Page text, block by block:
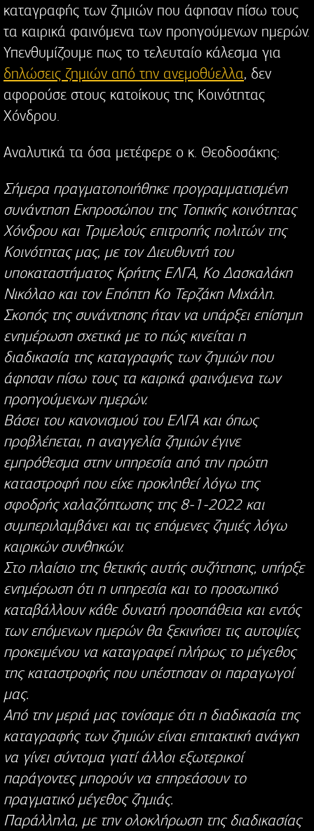
καταγραφής των ζημιών που άφησαν πίσω τους
τα καιρικά φαινόμενα των προηγούμενων ημερών.
Υπενθυμίζουμε πως το τελευταίο κάλεσμα για
δηλώσεις ζημιών από την ανεμοθύελλα, δεν
αφορούσε στους κατοίκους της Κοινότητας
Χόνδρου.
Αναλυτικά τα όσα μετέφερε ο κ. Θεοδοσάκης:
Σήμερα πραγματοποιήθηκε προγραμματισμένη
συνάντηση Εκπροσώπου της Τοπικής κοινότητας
Χόνδρου και Τριμελούς επιτροπής πολιτών της
Κοινότητας μας, με τον Διευθυντή του
υποκαταστήματος Κρήτης ΕΛΓΑ, Κο Δασκαλάκη
Νικόλαο και τον Επόπτη Κο Τερζάκη Μιχάλη.
Σκοπός της συνάντησης ήταν να υπάρξει επίσημη
ενημέρωση σχετικά με το πώς κινείται η
διαδικασία της καταγραφής των ζημιών που
άφησαν πίσω τους τα καιρικά φαινόμενα των
προηγούμενων ημερών.
Βάσει του κανονισμού του ΕΛΓΑ και όπως
προβλέπεται, η αναγγελία ζημιών έγινε
εμπρόθεσμα στην υπηρεσία από την πρώτη
καταστροφή που είχε προκληθεί λόγω της
σφοδρής χαλαζόπτωσης της 8-1-2022 και
συμπεριλαμβάνει και τις επόμενες ζημιές λόγω
καιρικών συνθηκών.
Στο πλαίσιο της θετικής αυτής συζήτησης, υπήρξε
ενημέρωση ότι η υπηρεσία και το προσωπικό
καταβάλλουν κάθε δυνατή προσπάθεια και εντός
των επόμενων ημερών θα ξεκινήσει τις αυτοψίες
προκειμένου να καταγραφεί πλήρως το μέγεθος
της καταστροφής που υπέστησαν οι παραγωγοί
μας.
Από την μεριά μας τονίσαμε ότι η διαδικασία της
καταγραφής των ζημιών είναι επιτακτική ανάγκη
να γίνει σύντομα γιατί άλλοι εξωτερικοί
παράγοντες μπορούν να επηρεάσουν το
πραγματικό μέγεθος ζημιάς.
Παράλληλα, με την ολοκλήρωση της διαδικασίας